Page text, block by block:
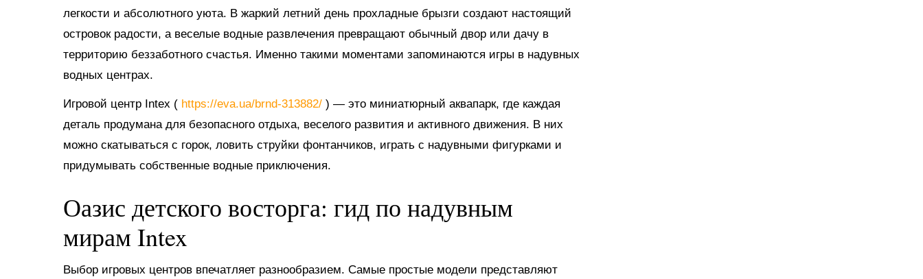
легкости и абсолютного уюта. В жаркий летний день прохладные брызги создают настоящий
островок радости, а веселые водные развлечения превращают обычный двор или дачу в
территорию беззаботного счастья. Именно такими моментами запоминаются игры в надувных
водных центрах.
Игровой центр Intex ( https://eva.ua/brnd-313882/ ) — это миниатюрный аквапарк, где каждая
деталь продумана для безопасного отдыха, веселого развития и активного движения. В них
можно скатываться с горок, ловить струйки фонтанчиков, играть с надувными фигурками и
придумывать собственные водные приключения.
Оазис детского восторга: гид по надувным
мирам Intex
Выбор игровых центров впечатляет разнообразием. Самые простые модели представляют